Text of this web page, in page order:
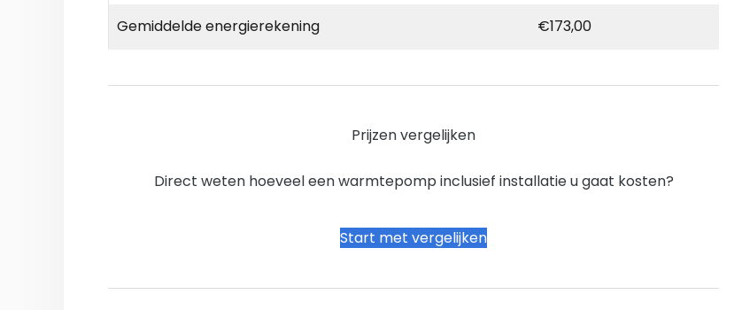
Gemiddelde energierekening €173,00
Prijzen vergelijken
Direct weten hoeveel een warmtepomp inclusief installatie u gaat kosten?
Start met vergelijken